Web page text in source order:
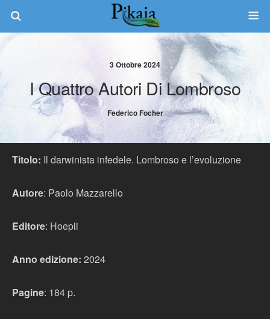
3 Ottobre 2024
I Quattro Autori Di Lombroso
Federico Focher
Titolo: Il darwinista infedele. Lombroso e l’evoluzione
Autore: Paolo Mazzarello
Editore: Hoepli
Anno edizione: 2024
Pagine: 184 p.